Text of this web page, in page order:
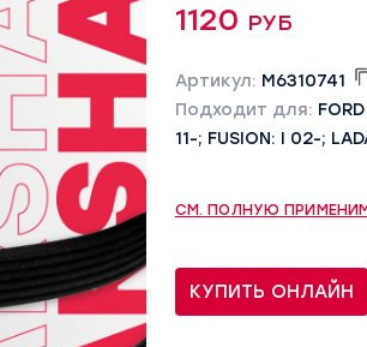
1120 руб
Артикул: M6310741
Подходит для:
11-; FUSION: I 02-;
СМ. ПОЛНУЮ
КУПИТЬ ОНЛАЙН